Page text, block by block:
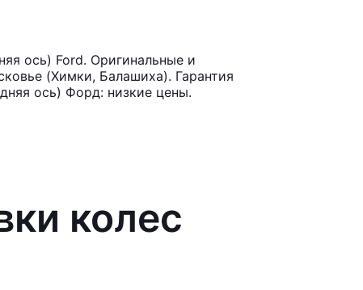
ось) Ford. Оригинальные и
(Химки, Балашиха). Гарантия
ось) Форд: низкие цены.
колес